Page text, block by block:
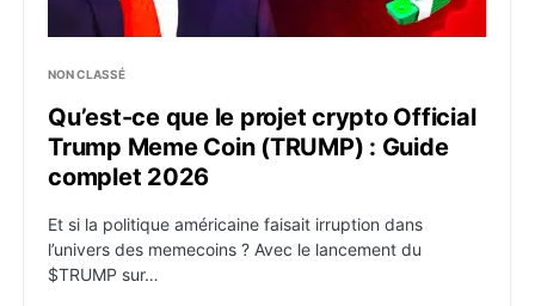
NON CLASSÉ
Qu’est-ce que le projet crypto Official
Trump Meme Coin (TRUMP) : Guide
complet 2026
Et si la politique américaine faisait irruption dans
l’univers des memecoins ? Avec le lancement du
$TRUMP sur…